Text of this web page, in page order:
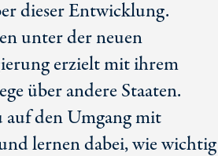
dieser Entwicklung.
unter der neuen
erzielt mit ihrem
über andere Staaten.
den Umgang mit
lernen dabei, wie wichtig